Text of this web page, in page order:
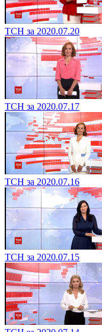
ТСН за 2020.07.20
ТСН за 2020.07.17
ТСН за 2020.07.16
ТСН за 2020.07.15